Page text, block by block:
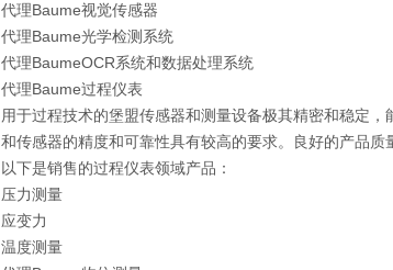
代理Baume视觉传感器
代理Baume光学检测系统
代理BaumeOCR系统和数据处理系统
代理Baume过程仪表
用于过程技术的堡盟传感器和测量设备极其精密和稳定
和传感器的精度和可靠性具有较高的要求。良好的产品
以下是销售的过程仪表领域产品：
压力测量
应变力
温度测量